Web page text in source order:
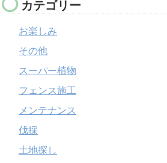
カテゴリー
お楽しみ
その他
スーパー植物
フェンス施工
メンテナンス
伐採
土地探し